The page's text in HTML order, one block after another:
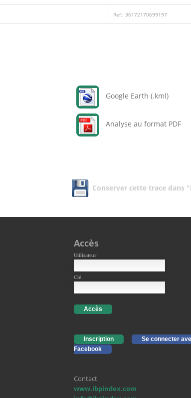
Ref.: 36172170699197
Google Earth (.kml)
Analyse au format PDF
Conserver cette trace dans
Accès
Utilisateur
Clé
Accès
Inscription
Se connecter
Facebook
Contact
www.ibpindex.com